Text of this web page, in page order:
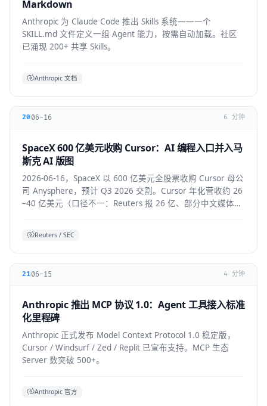
Markdown
Anthropic 为 Claude Code 推出 Skills 系统——一个
SKILL.md 文件定义一组 Agent 能力，按需自动加载。社区
已涌现 200+ 共享 Skills。
Anthropic 文档
2006-16 6 分钟
SpaceX 600 亿美元收购 Cursor：AI 编程入口并入马
斯克 AI 版图
2026-06-16，SpaceX 以 600 亿美元全股票收购 Cursor 母公
司 Anysphere，预计 Q3 2026 交割。Cursor 年化营收约 26
–40 亿美元（口径不一：Reuters 报 26 亿、部分中文媒体报
Reuters / SEC
2106-15 4 分钟
Anthropic 推出 MCP 协议 1.0：Agent 工具接入标准
化里程碑
Anthropic 正式发布 Model Context Protocol 1.0 稳定版，
Cursor / Windsurf / Zed / Replit 已宣布支持。MCP 生态
Server 数突破 500+。
Anthropic 官方